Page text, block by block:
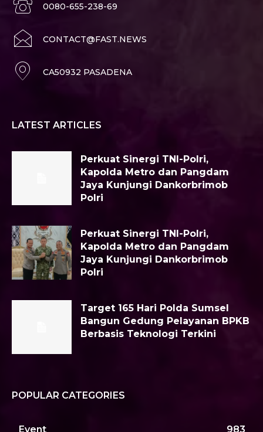
0080-655-238-69
CONTACT@FAST.NEWS
CA50932 PASADENA
LATEST ARTICLES
Perkuat Sinergi TNI-Polri,
Kapolda Metro dan Pangdam
Jaya Kunjungi Dankorbrimob
Polri
Perkuat Sinergi TNI-Polri,
Kapolda Metro dan Pangdam
Jaya Kunjungi Dankorbrimob
Polri
Target 165 Hari Polda Sumsel
Bangun Gedung Pelayanan BPKB
Berbasis Teknologi Terkini
POPULAR CATEGORIES
Event 983